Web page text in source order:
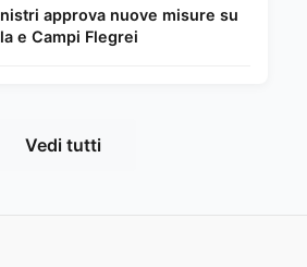
approva nuove misure su
e Campi Flegrei
Vedi tutti